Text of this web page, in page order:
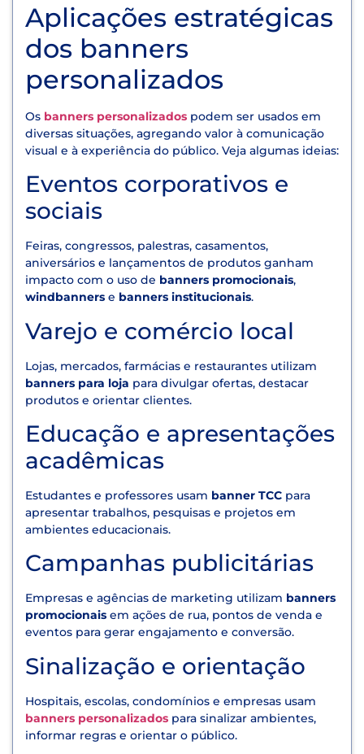
Aplicações estratégicas
dos banners
personalizados
Os banners personalizados podem ser usados em
diversas situações, agregando valor à comunicação
visual e à experiência do público. Veja algumas ideias:
Eventos corporativos e
sociais
Feiras, congressos, palestras, casamentos,
aniversários e lançamentos de produtos ganham
impacto com o uso de banners promocionais,
windbanners e banners institucionais.
Varejo e comércio local
Lojas, mercados, farmácias e restaurantes utilizam
banners para loja para divulgar ofertas, destacar
produtos e orientar clientes.
Educação e apresentações
acadêmicas
Estudantes e professores usam banner TCC para
apresentar trabalhos, pesquisas e projetos em
ambientes educacionais.
Campanhas publicitárias
Empresas e agências de marketing utilizam banners
promocionais em ações de rua, pontos de venda e
eventos para gerar engajamento e conversão.
Sinalização e orientação
Hospitais, escolas, condomínios e empresas usam
banners personalizados para sinalizar ambientes,
informar regras e orientar o público.